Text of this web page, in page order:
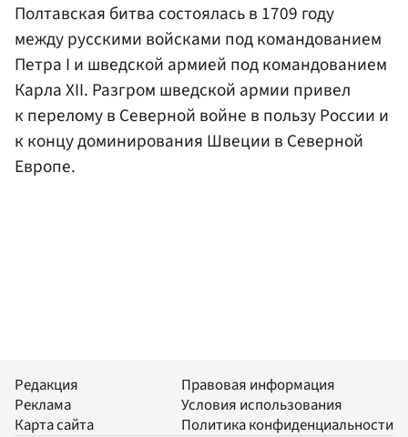
Полтавская битва состоялась в 1709 году
между русскими войсками под командованием
Петра I и шведской армией под командованием
Карла XII. Разгром шведской армии привел
к перелому в Северной войне в пользу России и
к концу доминирования Швеции в Северной
Европе.
Редакция
Реклама
Карта сайта
Правовая информация
Условия использования
Политика конфиденциальности